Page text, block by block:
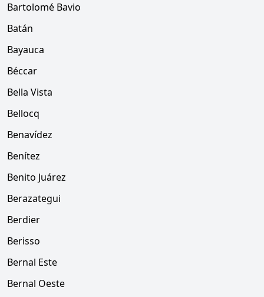
Bartolomé Bavio
Batán
Bayauca
Béccar
Bella Vista
Bellocq
Benavídez
Benítez
Benito Juárez
Berazategui
Berdier
Berisso
Bernal Este
Bernal Oeste